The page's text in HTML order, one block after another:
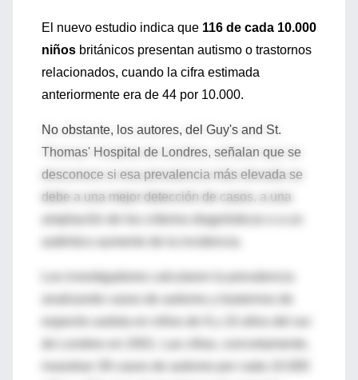
El nuevo estudio indica que 116 de cada 10.000
niños británicos presentan autismo o trastornos
relacionados, cuando la cifra estimada
anteriormente era de 44 por 10.000.
No obstante, los autores, del Guy's and St.
Thomas' Hospital de Londres, señalan que se
desconoce si esa prevalencia más elevada se
debe a una mejor detección de casos, a una
ampliación de los criterios diagnósticos o a un
Los investigadores calcularon la prevalencia